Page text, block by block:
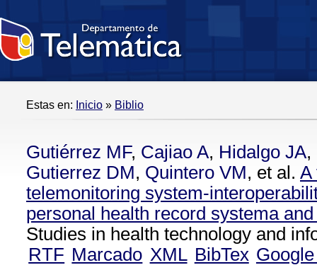
Estas en: Inicio » Biblio
Gutiérrez MF, Cajiao A, Hidalgo JA,
Gutierrez DM, Quintero VM, et al. A
telemonitoring system-
personal health record systema
Studies in health technology and
RTF Marcado XML BibTex